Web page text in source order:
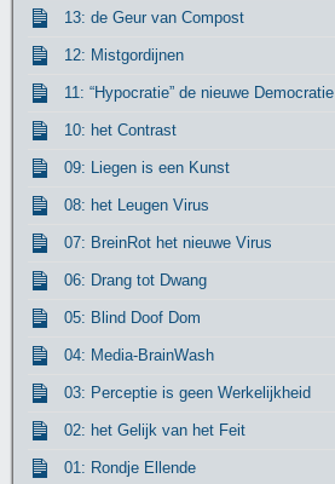
13: de Geur van Compost
12: Mistgordijnen
11: “Hypocratie” de nieuwe Democratie
10: het Contrast
09: Liegen is een Kunst
08: het Leugen Virus
07: BreinRot het nieuwe Virus
06: Drang tot Dwang
05: Blind Doof Dom
04: Media-BrainWash
03: Perceptie is geen Werkelijkheid
02: het Gelijk van het Feit
01: Rondje Ellende